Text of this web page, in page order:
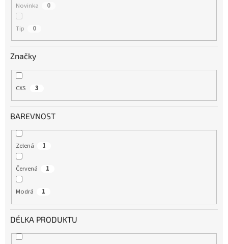
Novinka 0
Tip 0
Značky
CXS 3
BAREVNOST
Zelená 1
Červená 1
Modrá 1
DÉLKA PRODUKTU